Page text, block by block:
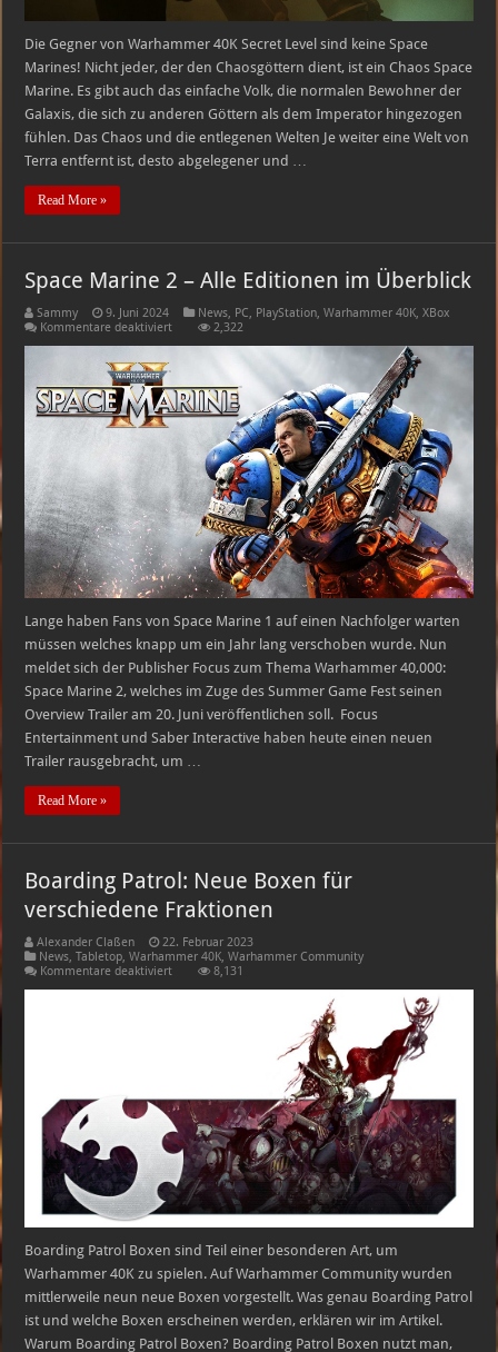
Die Gegner von Warhammer 40K Secret Level sind keine Space
Marines! Nicht jeder, der den Chaosgöttern dient, ist ein Chaos Space
Marine. Es gibt auch das einfache Volk, die normalen Bewohner der
Galaxis, die sich zu anderen Göttern als dem Imperator hingezogen
fühlen. Das Chaos und die entlegenen Welten Je weiter eine Welt von
Terra entfernt ist, desto abgelegener und …
Read More »
Space Marine 2 – Alle Editionen im Überblick
Sammy 9. Juni 2024 News, PC, PlayStation,Warhammer 40K,XBox
Kommentare deaktiviertfür
–
Alle
Editionen
Überblick
2,322
Lange haben Fans von Space Marine 1 auf einen Nachfolger warten
müssen welches knapp um ein Jahr lang verschoben wurde. Nun
meldet sich der Publisher Focus zum Thema Warhammer 40,000:
Space Marine 2, welches im Zuge des Summer Game Fest seinen
Overview Trailer am 20. Juni veröffentlichen soll. Focus
Entertainment und Saber Interactive haben heute einen neuen
Trailer rausgebracht, um …
Read More »
Boarding Patrol: Neue Boxen für
verschiedene Fraktionen
Alexander Claßen
22. Februar 2023
News ,Tabletop ,Warhammer 40K ,Warhammer Community
Kommentare deaktiviertfür
8,131
Boarding Patrol Boxen sind Teil einer besonderen Art, um
Warhammer 40K zu spielen. Auf Warhammer Community wurden
mittlerweile neun neue Boxen vorgestellt. Was genau Boarding Patrol
ist und welche Boxen erscheinen werden, erklären wir im Artikel.
Warum Boarding Patrol Boxen? Boarding Patrol Boxen nutzt man,